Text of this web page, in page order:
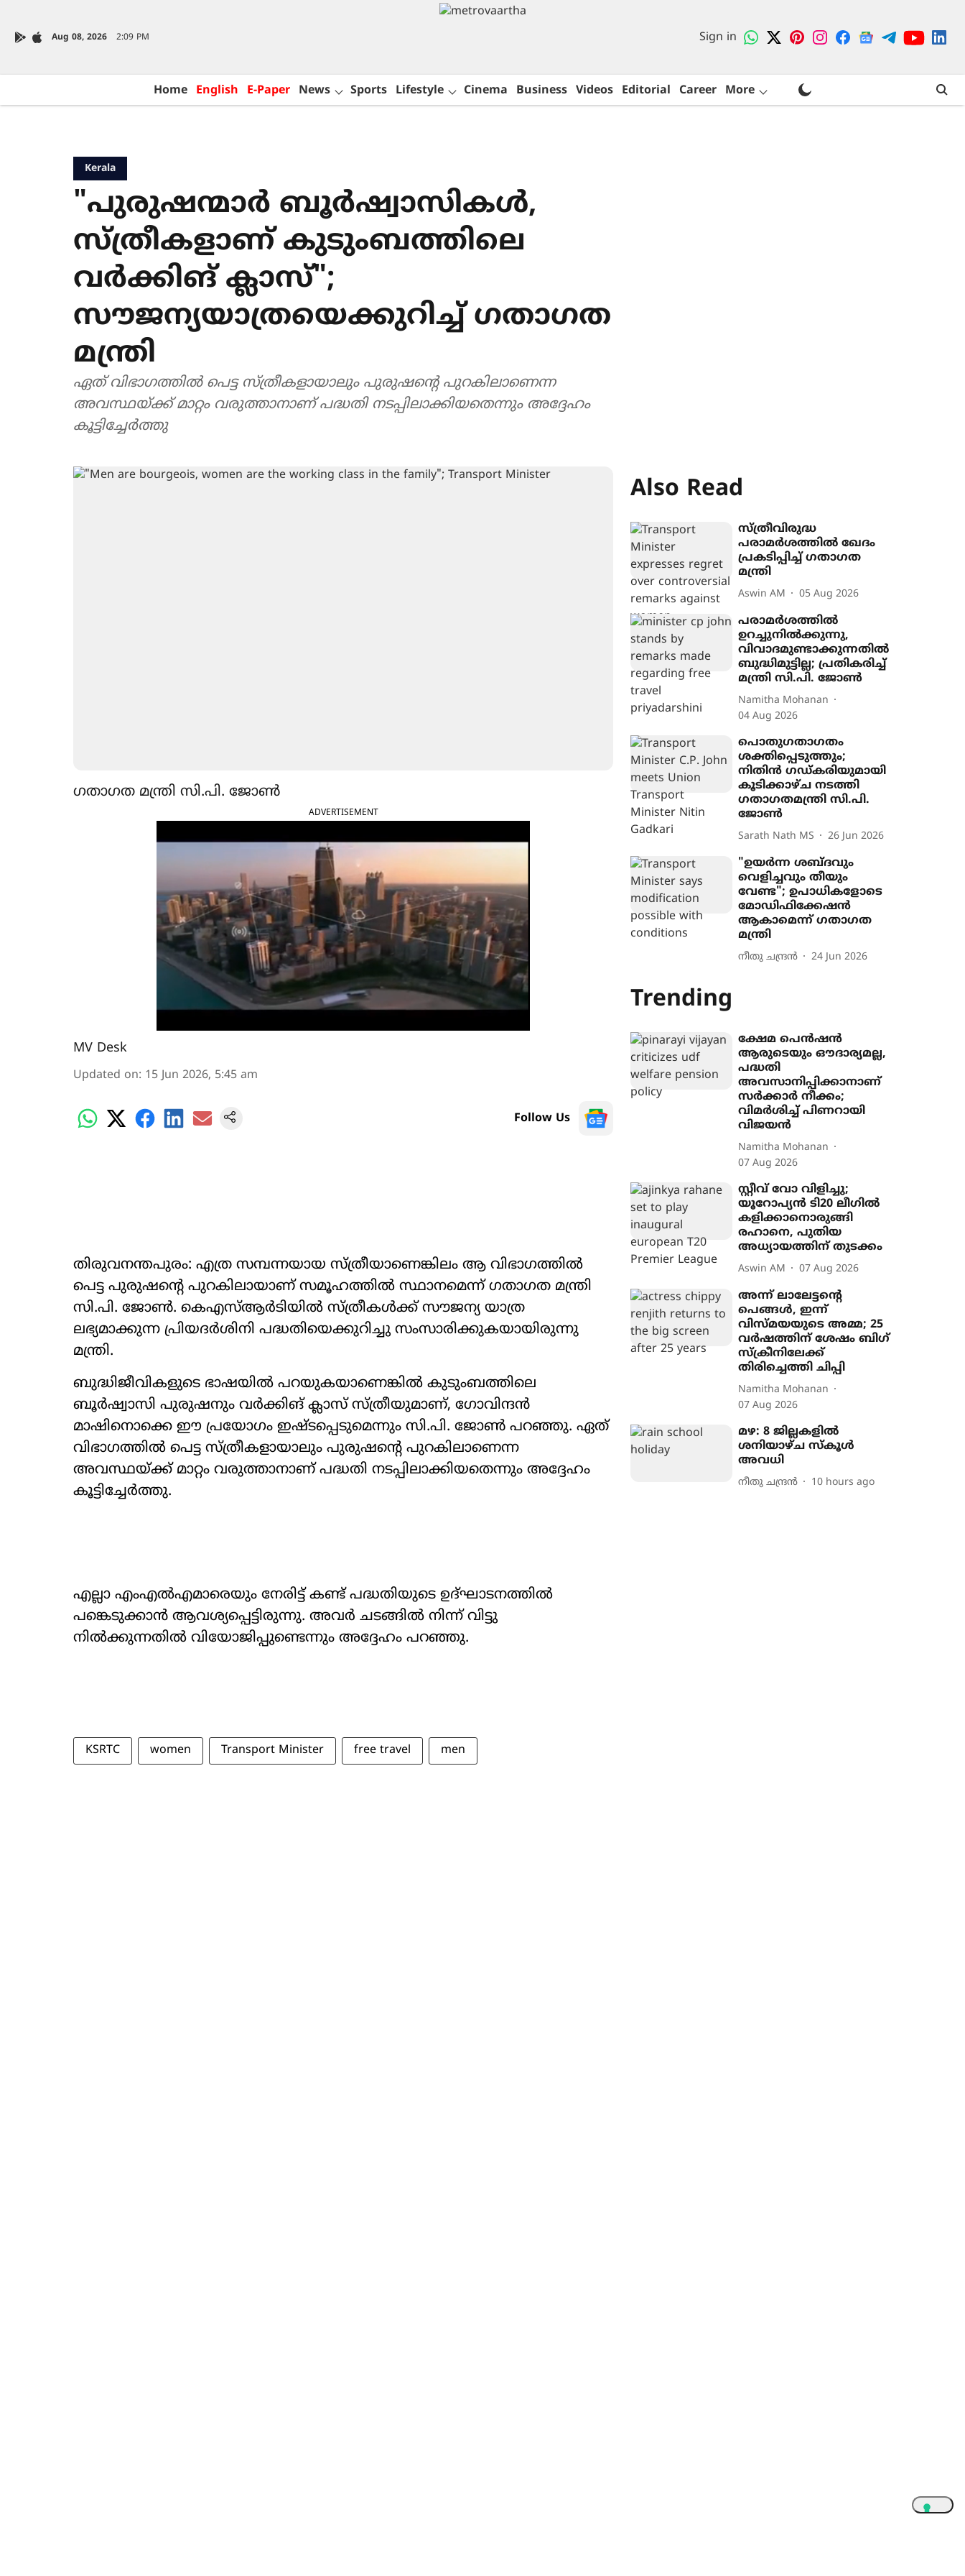
Aug 08, 2026 2:09 PM Sign in
Home English E-Paper News Sports Lifestyle Cinema Business Videos Editorial Career More
Kerala
"പുരുഷന്മാർ ബൂർഷ്വാസികൾ,
സ്ത്രീകളാണ് കുടുംബത്തിലെ
വർക്കിങ് ക്ലാസ്";
സൗജന്യയാത്രയെക്കുറിച്ച് ഗതാഗത
മന്ത്രി
ഏത് വിഭാഗത്തിൽ പെട്ട സ്ത്രീകളായാലും പുരുഷന്‍റെ പുറകിലാണെന്ന
അവസ്ഥയ്ക്ക് മാറ്റം വരുത്താനാണ് പദ്ധതി നടപ്പിലാക്കിയതെന്നും അദ്ദേഹം
കൂട്ടിച്ചേർത്തു
ഗതാഗത മന്ത്രി സി.പി. ജോൺ
ADVERTISEMENT
MV Desk
Updated on: 15 Jun 2026, 5:45 am
Follow Us
തിരുവനന്തപുരം: എത്ര സമ്പന്നയായ സ്ത്രീയാണെങ്കിലം ആ വിഭാഗത്തിൽ
പെട്ട പുരുഷന്‍റെ പുറകിലായാണ് സമൂഹത്തിൽ സ്ഥാനമെന്ന് ഗതാഗത മന്ത്രി
സി.പി. ജോൺ. കെഎസ്ആർടിയിൽ സ്ത്രീകൾക്ക് സൗജന്യ യാത്ര
ലഭ്യമാക്കുന്ന പ്രിയദർശിനി പദ്ധതിയെക്കുറിച്ചു സംസാരിക്കുകയായിരുന്നു
മന്ത്രി.
ബുദ്ധിജീവികളുടെ ഭാഷയിൽ പറയുകയാണെങ്കിൽ കുടുംബത്തിലെ
ബൂർഷ്വാസി പുരുഷനും വർക്കിങ് ക്ലാസ് സ്ത്രീയുമാണ്, ഗോവിന്ദൻ
മാഷിനൊക്കെ ഈ പ്രയോഗം ഇഷ്ടപ്പെടുമെന്നും സി.പി. ജോൺ പറഞ്ഞു. ഏത്
വിഭാഗത്തിൽ പെട്ട സ്ത്രീകളായാലും പുരുഷന്‍റെ പുറകിലാണെന്ന
അവസ്ഥയ്ക്ക് മാറ്റം വരുത്താനാണ് പദ്ധതി നടപ്പിലാക്കിയതെന്നും അദ്ദേഹം
കൂട്ടിച്ചേർത്തു.
എല്ലാ എംഎൽഎമാരെയും നേരിട്ട് കണ്ട് പദ്ധതിയുടെ ഉദ്ഘാടനത്തിൽ
പങ്കെടുക്കാൻ ആവശ്യപ്പെട്ടിരുന്നു. അവർ ചടങ്ങിൽ നിന്ന് വിട്ടു
നിൽക്കുന്നതിൽ വിയോജിപ്പുണ്ടെന്നും അദ്ദേഹം പറഞ്ഞു.
KSRTC women Transport Minister free travel men
Also Read
സ്ത്രീവിരുദ്ധ
പരാമർശത്തിൽ ഖേദം
പ്രകടിപ്പിച്ച് ഗതാഗത
മന്ത്രി
Aswin AM 05 Aug 2026
പരാമർശത്തിൽ
ഉറച്ചുനിൽക്കുന്നു,
വിവാദമുണ്ടാക്കുന്നതിൽ
ബുദ്ധിമുട്ടില്ല; പ്രതികരിച്ച്
മന്ത്രി സി.പി. ജോൺ
Namitha Mohanan
04 Aug 2026
പൊതുഗതാഗതം
ശക്തിപ്പെടുത്തും;
നിതിന്‍ ഗഡ്കരിയുമായി
കൂടിക്കാഴ്ച നടത്തി
ഗതാഗതമന്ത്രി സി.പി.
ജോണ്‍
Sarath Nath MS 26 Jun 2026
"ഉയർന്ന ശബ്ദവും
വെളിച്ചവും തീയും
വേണ്ട"; ഉപാധികളോടെ
മോഡിഫിക്കേഷൻ
ആകാമെന്ന് ഗതാഗത
മന്ത്രി
നീതു ചന്ദ്രൻ 24 Jun 2026
Trending
ക്ഷേമ പെൻഷൻ
ആരുടെയും ഔദാര്യമല്ല,
പദ്ധതി
അവസാനിപ്പിക്കാനാണ്
സർക്കാർ നീക്കം;
വിമർശിച്ച് പിണറായി
വിജയൻ
Namitha Mohanan
07 Aug 2026
സ്റ്റീവ് വോ വിളിച്ചു;
യൂറോപ‍്യൻ ടി20 ലീഗിൽ
കളിക്കാനൊരുങ്ങി
രഹാനെ, പുതിയ
അധ‍്യായത്തിന് തുടക്കം
Aswin AM 07 Aug 2026
അന്ന് ലാലേട്ടന്‍റെ
പെങ്ങൾ, ഇന്ന്
വിസ്മയയുടെ അമ്മ; 25
വർഷത്തിന് ശേഷം ബിഗ്
സ്ക്രീനിലേക്ക്
തിരിച്ചെത്തി ചിപ്പി
Namitha Mohanan
07 Aug 2026
മഴ: 8 ജില്ലകളിൽ
ശനിയാഴ്ച സ്കൂൾ
അവധി
നീതു ചന്ദ്രൻ 10 hours ago